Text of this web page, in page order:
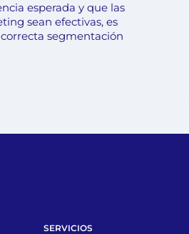
esperada y que las
sean efectivas, es
segmentación
SERVICIOS